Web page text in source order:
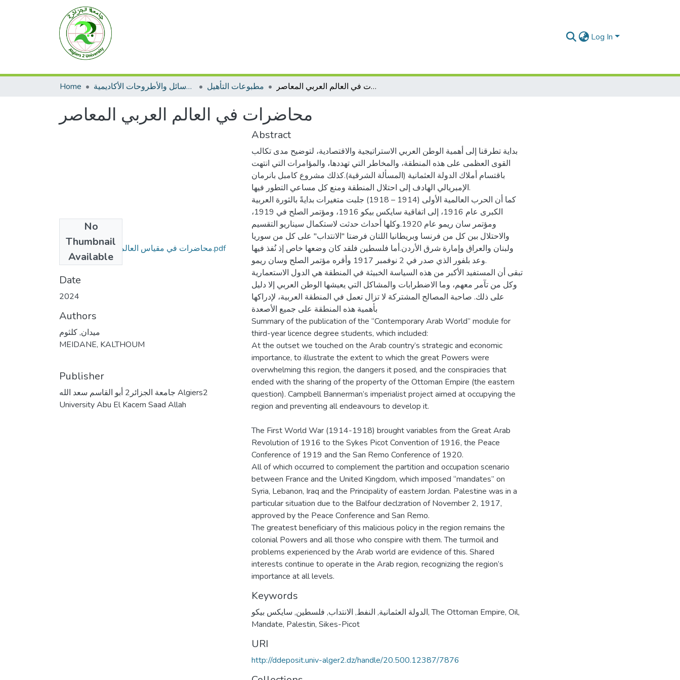
Log In
Home الرسائل والأطروحات الأكاديمية مطبوعات التأهيل محاضرات في العالم العربي المعاصر
محاضرات في العالم العربي المعاصر
No
Thumbnail
Available
محاضرات في مقياس العالم العربي المعاصر 2.pdf
(1.04 MB)
Date
2024
Authors
ميدان, كلثوم
MEIDANE, KALTHOUM
Publisher
جامعة الجزائر2 أبو القاسم سعد الله Algiers2
University Abu El Kacem Saad Allah
Abstract
بداية تطرقنا إلى أهمية الوطن العربي الاستراتيجية والاقتصادية، لتوضيح مدى تكالب
القوى العظمى على هذه المنطقة، والمخاطر التي تهددها، والمؤامرات التي انتهت
باقتسام أملاك الدولة العثمانية (المسألة الشرقية).كذلك مشروع كامبل بانرمان
الإمبريالي الهادف إلى احتلال المنطقة ومنع كل مساعي التطور فيها.
كما أن الحرب العالمية الأولى (1914 – 1918) جلبت متغيرات بدايةً بالثورة العربية
الكبرى عام 1916، إلى اتفاقية سايكس بيكو 1916، ومؤتمر الصلح في 1919،
ومؤتمر سان ريمو عام 1920.وكلها أحداث حدثت لاستكمال سيناريو التقسيم
والاحتلال بين كل من فرنسا وبريطانيا اللتان فرضتا "الانتداب" على كل من سوريا
ولبنان والعراق وإمارة شرق الأردن.أما فلسطين فلقد كان وضعها خاص إذ نُفذ فيها
وعد بلفور الذي صدر في 2 نوفمبر 1917 وأقره مؤتمر الصلح وسان ريمو.
تبقى أن المستفيد الأكبر من هذه السياسة الخبيثة في المنطقة هي الدول الاستعمارية
وكل من تآمر معهم، وما الاضطرابات والمشاكل التي يعيشها الوطن العربي إلا دليل
على ذلك. صاحبة المصالح المشتركة لا تزال تعمل في المنطقة العربية، لإدراكها
بأهمية هذه المنطقة على جميع الأصعدة
Summary of the publication of the “Contemporary Arab World” module for
third-year licence degree students, which included:
At the outset we touched on the Arab country’s strategic and economic
importance, to illustrate the extent to which the great Powers were
overwhelming this region, the dangers it posed, and the conspiracies that
ended with the sharing of the property of the Ottoman Empire (the eastern
question). Campbell Bannerman’s imperialist project aimed at occupying the
region and preventing all endeavours to develop it.
The First World War (1914-1918) brought variables from the Great Arab
Revolution of 1916 to the Sykes Picot Convention of 1916, the Peace
Conference of 1919 and the San Remo Conference of 1920.
All of which occurred to complement the partition and occupation scenario
between France and the United Kingdom, which imposed “mandates” on
Syria, Lebanon, Iraq and the Principality of eastern Jordan. Palestine was in a
particular situation due to the Balfour declzration of November 2, 1917,
approved by the Peace Conference and San Remo.
The greatest beneficiary of this malicious policy in the region remains the
colonial Powers and all those who conspire with them. The turmoil and
problems experienced by the Arab world are evidence of this. Shared
interests continue to operate in the Arab region, recognizing the region’s
importance at all levels.
Keywords
الدولة العثمانية, النفط, الانتداب, فلسطين, سايكس بيكو ,The Ottoman Empire, Oil,
Mandate, Palestin, Sikes-Picot
URI
http://ddeposit.univ-alger2.dz/handle/20.500.12387/7876